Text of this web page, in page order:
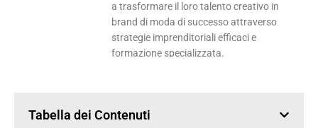
a trasformare il loro talento creativo in
brand di moda di successo attraverso
strategie imprenditoriali efficaci e
formazione specializzata.
Tabella dei Contenuti